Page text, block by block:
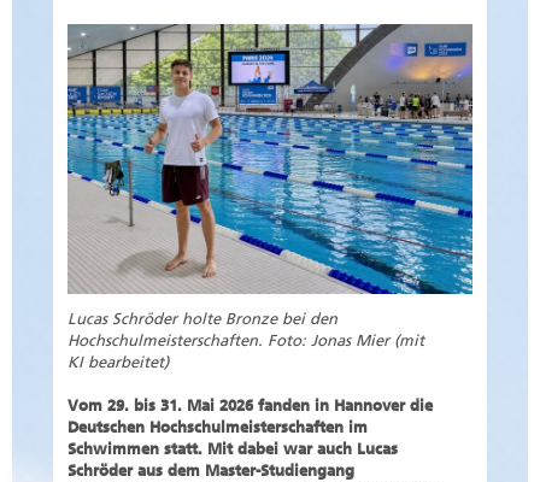
Lucas Schröder holte Bronze bei den
Hochschulmeisterschaften. Foto: Jonas Mier (mit
KI bearbeitet)
Vom 29. bis 31. Mai 2026 fanden in Hannover die
Deutschen Hochschulmeisterschaften im
Schwimmen statt. Mit dabei war auch Lucas
Schröder aus dem Master-Studiengang